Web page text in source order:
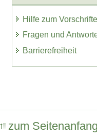
Hilfe zum
Fragen und
Barrierefreiheit
zum Seitenanfang